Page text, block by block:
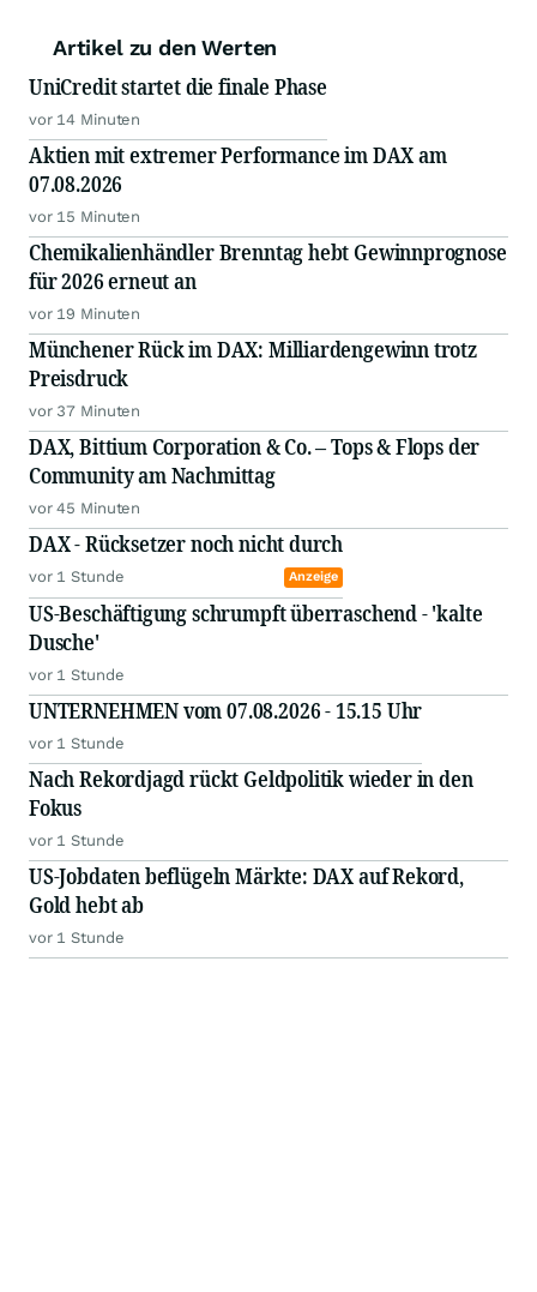
Artikel zu den Werten
UniCredit startet die finale Phase
vor 14 Minuten
Aktien mit extremer Performance im DAX am
07.08.2026
vor 15 Minuten
Chemikalienhändler Brenntag hebt Gewinnprognose
für 2026 erneut an
vor 19 Minuten
Münchener Rück im DAX: Milliardengewinn trotz
Preisdruck
vor 37 Minuten
DAX, Bittium Corporation & Co. – Tops & Flops der
Community am Nachmittag
vor 45 Minuten
DAX - Rücksetzer noch nicht durch
vor 1 Stunde Anzeige
US-Beschäftigung schrumpft überraschend - 'kalte
Dusche'
vor 1 Stunde
UNTERNEHMEN vom 07.08.2026 - 15.15 Uhr
vor 1 Stunde
Nach Rekordjagd rückt Geldpolitik wieder in den
Fokus
vor 1 Stunde
US-Jobdaten beflügeln Märkte: DAX auf Rekord,
Gold hebt ab
vor 1 Stunde